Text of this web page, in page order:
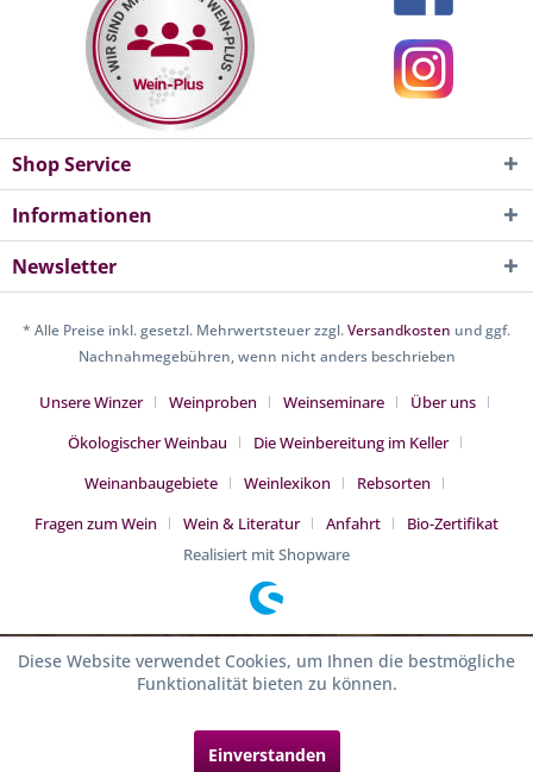
Shop Service
Informationen
Newsletter
* Alle Preise inkl. gesetzl. Mehrwertsteuer zzgl.Versandkosten und ggf.
Nachnahmegebühren, wenn nicht anders beschrieben
Unsere Winzer Weinproben Weinseminare
Über uns
Ökologischer Weinbau
Die Weinbereitung im Keller
Weinanbaugebiete
Weinlexikon
Rebsorten
Fragen zum Wein
Wein & Literatur Anfahrt
Bio-Zertifikat
Realisiert mit Shopware
Diese Website verwendet Cookies, um Ihnen die bestmögliche
Funktionalität bieten zu können.
Einverstanden